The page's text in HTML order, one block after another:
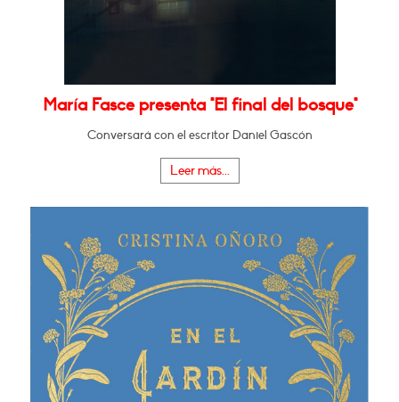
María Fasce presenta "El final del bosque"
Conversará con el escritor Daniel Gascón
Leer más...